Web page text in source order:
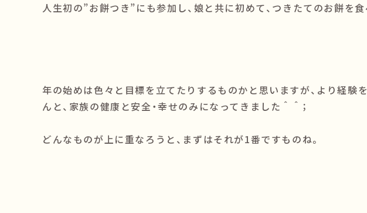
人生初の”お餅つき”にも参加し、娘と共に初めて、つきたてのお餅を
年の始めは色々と目標を立てたりするものかと思いますが、より経験
んと、家族の健康と安全・幸せのみになってきました＾＾；
どんなものが上に重なろうと、まずはそれが1番ですものね。